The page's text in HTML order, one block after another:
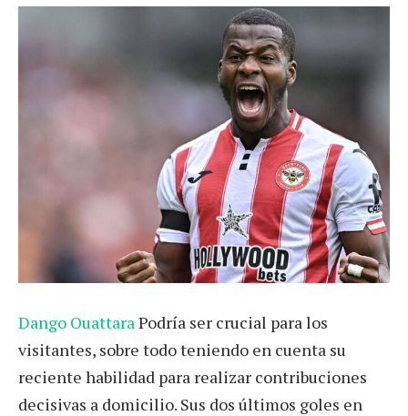
Dango OuattaraPodría ser crucial para los
visitantes, sobre todo teniendo en cuenta su
reciente habilidad para realizar contribuciones
decisivas a domicilio. Sus dos últimos goles en